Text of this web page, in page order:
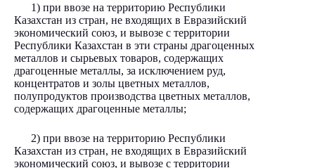
1) при ввозе на территорию Республики
Казахстан из стран, не входящих в Евразийский
экономический союз, и вывозе с территории
Республики Казахстан в эти страны драгоценных
металлов и сырьевых товаров, содержащих
драгоценные металлы, за исключением руд,
концентратов и золы цветных металлов,
полупродуктов производства цветных металлов,
содержащих драгоценные металлы;
2) при ввозе на территорию Республики
Казахстан из стран, не входящих в Евразийский
экономический союз, и вывозе с территории